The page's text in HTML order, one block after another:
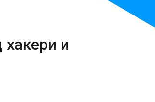
хакери и